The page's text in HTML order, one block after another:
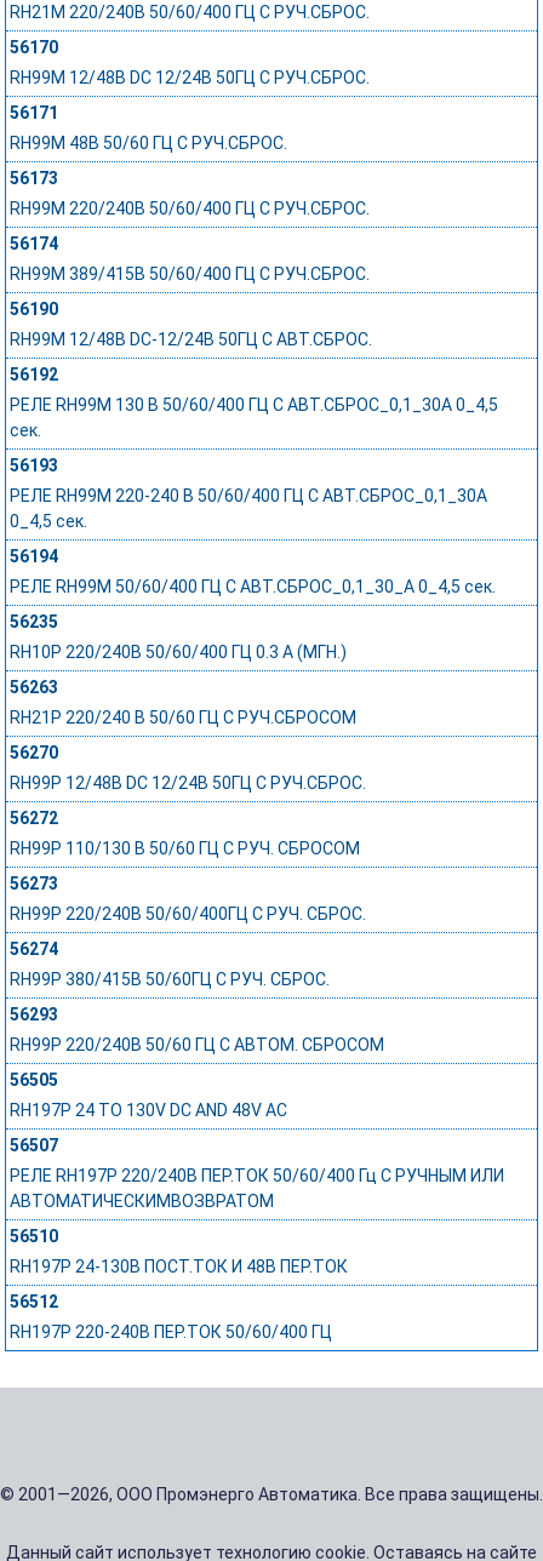
RH21M 220/240В 50/60/400 ГЦ С РУЧ.СБРОС.
56170
RH99M 12/48В DC 12/24В 50ГЦ С РУЧ.СБРОС.
56171
RH99M 48В 50/60 ГЦ С РУЧ.СБРОС.
56173
RH99M 220/240В 50/60/400 ГЦ С РУЧ.СБРОС.
56174
RH99M 389/415В 50/60/400 ГЦ С РУЧ.СБРОС.
56190
RH99M 12/48В DC-12/24В 50ГЦ С АВТ.СБРОС.
56192
РЕЛЕ RH99M 130 В 50/60/400 ГЦ С АВТ.СБРОС_0,1_30А 0_4,5
сек.
56193
РЕЛЕ RH99M 220-240 В 50/60/400 ГЦ С АВТ.СБРОС_0,1_30А
0_4,5 сек.
56194
РЕЛЕ RH99M 50/60/400 ГЦ С АВТ.СБРОС_0,1_30_А 0_4,5 сек.
56235
RH10P 220/240В 50/60/400 ГЦ 0.3 A (МГН.)
56263
RH21P 220/240 В 50/60 ГЦ С РУЧ.СБРОСОМ
56270
RH99P 12/48В DC 12/24В 50ГЦ С РУЧ.СБРОС.
56272
RH99P 110/130 В 50/60 ГЦ С РУЧ. СБРОСОМ
56273
RH99P 220/240В 50/60/400ГЦ С РУЧ. СБРОС.
56274
RH99P 380/415В 50/60ГЦ С РУЧ. СБРОС.
56293
RH99P 220/240В 50/60 ГЦ С АВТОМ. СБРОСОМ
56505
RH197P 24 TO 130V DC AND 48V AC
56507
РЕЛЕ RH197P 220/240В ПЕР.ТОК 50/60/400 Гц С РУЧНЫМ ИЛИ
АВТОМАТИЧЕСКИМВОЗВРАТОМ
56510
RH197P 24-130В ПОСТ.ТОК И 48В ПЕР.ТОК
56512
RH197P 220-240В ПЕР.ТОК 50/60/400 ГЦ
© 2001—2026, ООО Промэнерго Автоматика. Все права защищены.
Данный сайт использует технологию cookie. Оставаясь на сайте